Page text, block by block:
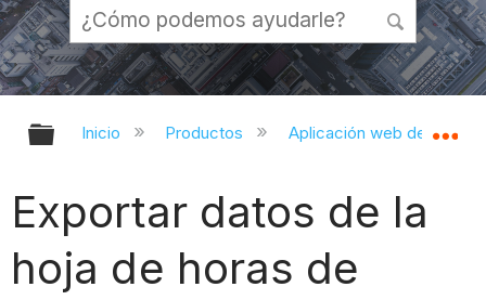
Expandir/contraer jerarquía global
Inicio Productos Aplicación web de
Exportar datos de la
hoja de horas de